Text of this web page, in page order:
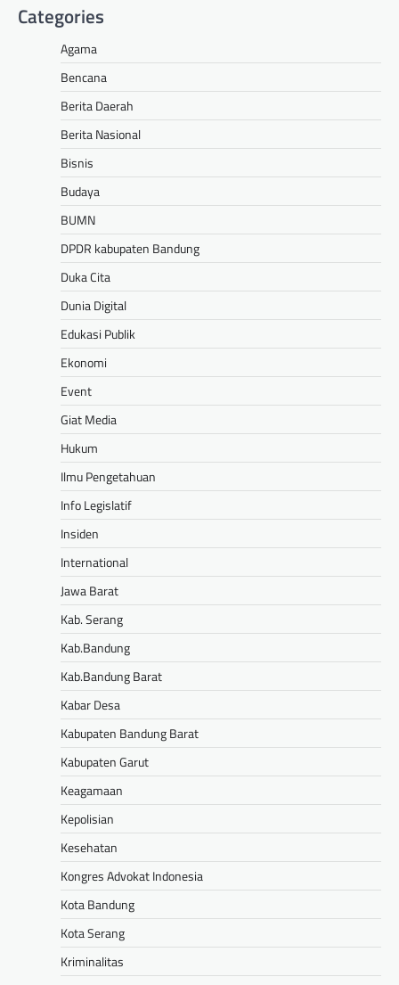
Categories
Agama
Bencana
Berita Daerah
Berita Nasional
Bisnis
Budaya
BUMN
DPDR kabupaten Bandung
Duka Cita
Dunia Digital
Edukasi Publik
Ekonomi
Event
Giat Media
Hukum
Ilmu Pengetahuan
Info Legislatif
Insiden
International
Jawa Barat
Kab. Serang
Kab.Bandung
Kab.Bandung Barat
Kabar Desa
Kabupaten Bandung Barat
Kabupaten Garut
Keagamaan
Kepolisian
Kesehatan
Kongres Advokat Indonesia
Kota Bandung
Kota Serang
Kriminalitas